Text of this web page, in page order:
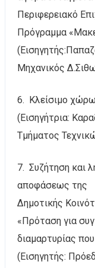
Περιφερειακό
Πρόγραμμα
Μηχανικός
6. Κλείσιμο
(Εισηγήτρια:
Τμήματος
7. Συζήτηση και
αποφάσεως της
Δημοτικής
«Πρόταση για
διαμαρτυρίας
(Εισηγητής: